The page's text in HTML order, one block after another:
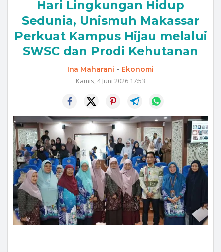
Hari Lingkungan Hidup
Sedunia, Unismuh Makassar
Perkuat Kampus Hijau melalui
SWSC dan Prodi Kehutanan
Ina Maharani - Ekonomi
Kamis, 4 Juni 2026 17:53